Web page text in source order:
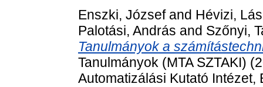
Enszki, Józsefand Hévizi,
Palotási, András and Szőnyi,
Tanulmányok a
Tanulmányok (MTA SZTAKI)
Automatizálási Kutató